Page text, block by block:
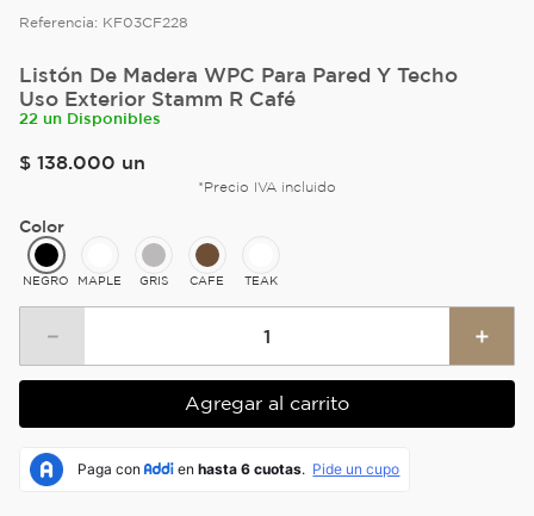
Referencia: KF03CF228
Listón De Madera WPC Para Pared Y Techo
Uso Exterior Stamm R Café
22 un Disponibles
$ 138.000 un
*Precio IVA incluido
Color
NEGRO MAPLE GRIS CAFE TEAK
＋
－
Agregar al carrito